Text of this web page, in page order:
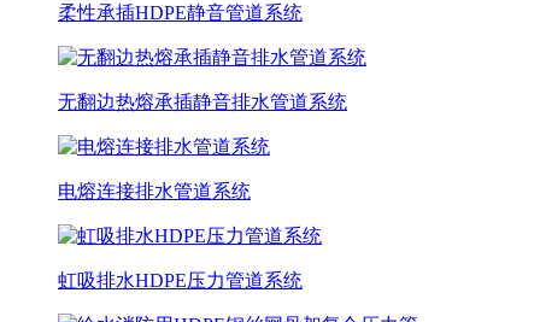
柔性承插HDPE静音管道系统
无翻边热熔承插静音排水管道系统
电熔连接排水管道系统
虹吸排水HDPE压力管道系统